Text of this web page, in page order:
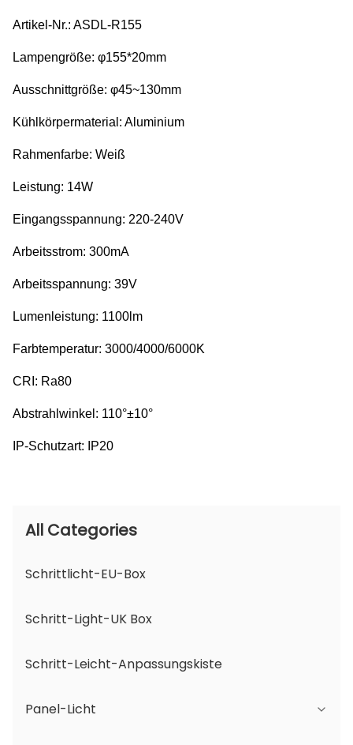
Artikel-Nr.: ASDL-R155
Lampengröße: φ155*20mm
Ausschnittgröße: φ45~130mm
Kühlkörpermaterial: Aluminium
Rahmenfarbe: Weiß
Leistung: 14W
Eingangsspannung: 220-240V
Arbeitsstrom: 300mA
Arbeitsspannung: 39V
Lumenleistung: 1100lm
Farbtemperatur: 3000/4000/6000K
CRI: Ra80
Abstrahlwinkel: 110°±10°
IP-Schutzart: IP20
All Categories
Schrittlicht-EU-Box
Schritt-Light-UK Box
Schritt-Leicht-Anpassungskiste
Panel-Licht